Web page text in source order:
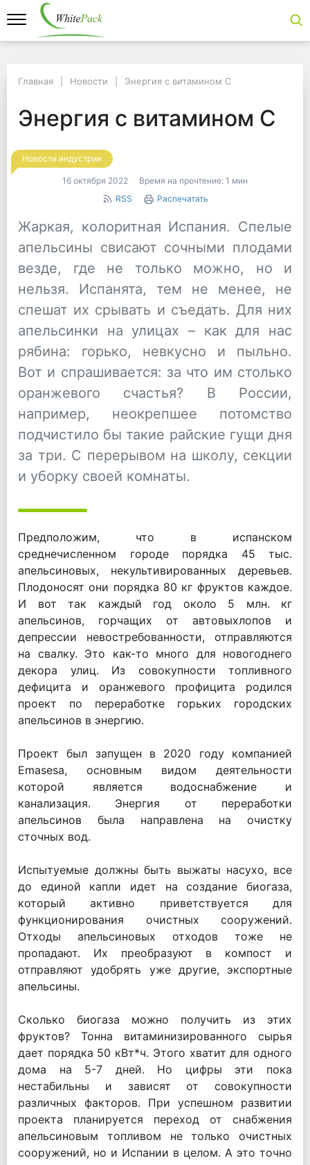
Новости
Энергия с
Главная Новости Энергия с витамином С
Энергия с витамином С
Новости индустрии
16 октября 2022 Время на прочтение: 1 мин
RSS
Распечатать
Жаркая, колоритная Испания. Спелые
апельсины свисают сочными плодами
везде, где не только можно, но и
нельзя. Испанята, тем не менее, не
спешат их срывать и съедать. Для них
апельсинки на улицах – как для нас
рябина: горько, невкусно и пыльно.
Вот и спрашивается: за что им столько
оранжевого счастья? В России,
например, неокрепшее потомство
подчистило бы такие райские гущи дня
за три. С перерывом на школу, секции
и уборку своей комнаты.
Предположим, что в испанском
среднечисленном городе порядка 45 тыс.
апельсиновых, некультивированных деревьев.
Плодоносят они порядка 80 кг фруктов каждое.
И вот так каждый год около 5 млн. кг
апельсинов, горчащих от автовыхлопов и
депрессии невостребованности, отправляются
на свалку. Это как-то много для новогоднего
декора улиц. Из совокупности топливного
дефицита и оранжевого профицита родился
проект по переработке горьких городских
апельсинов в энергию.
Проект был запущен в 2020 году компанией
Emasesa, основным видом деятельности
которой является водоснабжение и
канализация. Энергия от переработки
апельсинов была направлена на очистку
сточных вод.
Испытуемые должны быть выжаты насухо, все
до единой капли идет на создание биогаза,
который активно приветствуется для
функционирования очистных сооружений.
Отходы апельсиновых отходов тоже не
пропадают. Их преобразуют в компост и
отправляют удобрять уже другие, экспортные
апельсины.
Сколько биогаза можно получить из этих
фруктов? Тонна витаминизированного сырья
дает порядка 50 кВт*ч. Этого хватит для одного
дома на 5-7 дней. Но цифры эти пока
нестабильны и зависят от совокупности
различных факторов. При успешном развитии
проекта планируется переход от снабжения
апельсиновым топливом не только очистных
сооружений, но и Испании в целом. А это точно